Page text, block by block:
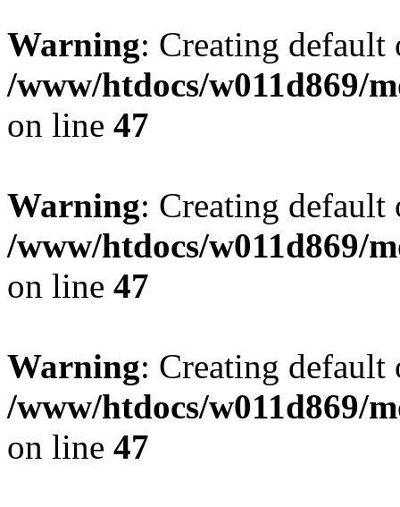
Warning: Creating
/www/htdocs/w011d869/
on line 47
Warning: Creating
/www/htdocs/w011d869/
on line 47
Warning: Creating
/www/htdocs/w011d869/
on line 47